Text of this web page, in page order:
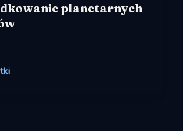
planetarnych